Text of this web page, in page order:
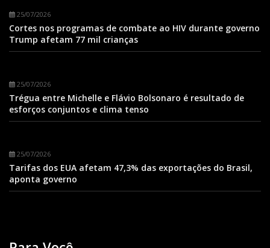
25/07/2026
Cortes nos programas de combate ao HIV durante governo
Trump afetam 77 mil crianças
25/07/2026
Trégua entre Michelle e Flávio Bolsonaro é resultado de
esforços conjuntos e clima tenso
25/07/2026
Tarifas dos EUA afetam 47,3% das exportações do Brasil,
aponta governo